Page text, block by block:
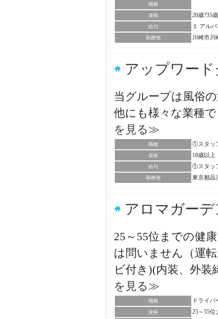
職種
資格 20歳?35
給与 １ アル
勤務地 川崎市川
アップワー
当グループは風俗
他にも様々な業種
を見る≫
職種 ①スタッ
資格 18歳以上
給与 ①スタッ
勤務地 東京都品
アロマガー
25～55位までの健
は問いません（運
ビ付き)(内装、外
を見る≫
職種 ドライバ
資格 25～55